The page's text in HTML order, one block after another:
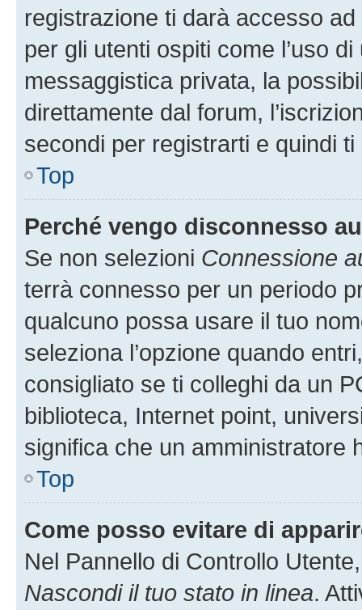
registrazione ti darà accesso
per gli utenti ospiti come l’uso
messaggistica privata, la
direttamente dal forum,
secondi per registrarti e quindi
Top
Perché vengo disconnesso
Se non selezioni Connessione
terrà connesso per un periodo
qualcuno possa usare il tuo
seleziona l’opzione quando
consigliato se ti colleghi da un
biblioteca, Internet point,
significa che un amministratore
Top
Come posso evitare di
Nel Pannello di Controllo
Nascondi il tuo stato in linea.